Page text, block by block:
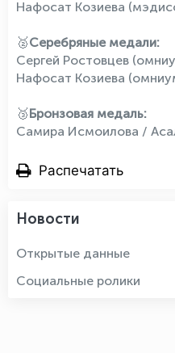
Нафосат Козиева
🥈Серебряные медали:
Сергей Ростовцев
Нафосат Козиева
🥉Бронзовая медаль:
Самира Исмоилова /
Распечатать
Новости
Открытые данные
Социальные ролики